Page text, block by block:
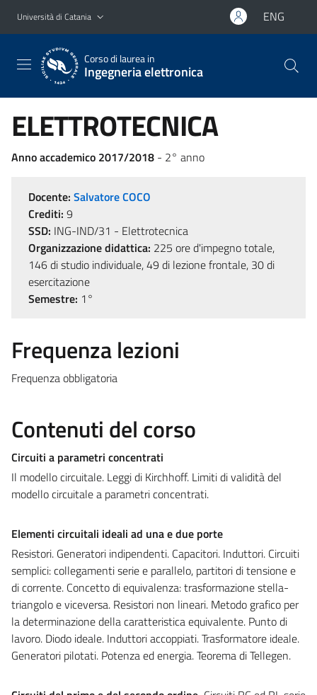
Vai al contenuto principale
Vai al menu di navigazione
Università di Catania ENG
Corso di laurea in
Ingegneria elettronica
ELETTROTECNICA
Anno accademico 2017/2018 - 2° anno
Docente: Salvatore COCO
Crediti: 9
SSD: ING-IND/31 - Elettrotecnica
Organizzazione didattica: 225 ore d'impegno totale,
146 di studio individuale, 49 di lezione frontale, 30 di
esercitazione
Semestre: 1°
Frequenza lezioni
Frequenza obbligatoria
Contenuti del corso
Circuiti a parametri concentrati
Il modello circuitale. Leggi di Kirchhoff. Limiti di validità del
modello circuitale a parametri concentrati.
Elementi circuitali ideali ad una e due porte
Resistori. Generatori indipendenti. Capacitori. Induttori. Circuiti
semplici: collegamenti serie e parallelo, partitori di tensione e
di corrente. Concetto di equivalenza: trasformazione stella-
triangolo e viceversa. Resistori non lineari. Metodo grafico per
la determinazione della caratteristica equivalente. Punto di
lavoro. Diodo ideale. Induttori accoppiati. Trasformatore ideale.
Generatori pilotati. Potenza ed energia. Teorema di Tellegen.